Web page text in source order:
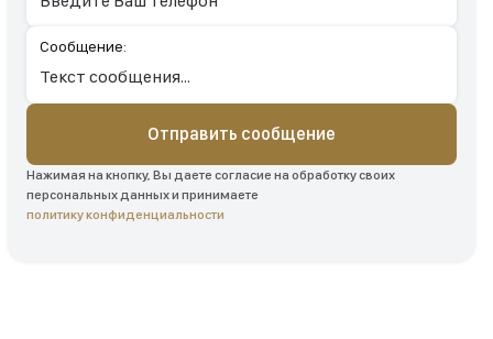
Сообщение:
Отправить сообщение
Нажимая на кнопку, Вы даете согласие на обработку своих
персональных данных и принимаете
политику конфиденциальности